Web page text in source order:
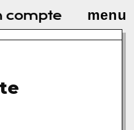
compte Mon
menu